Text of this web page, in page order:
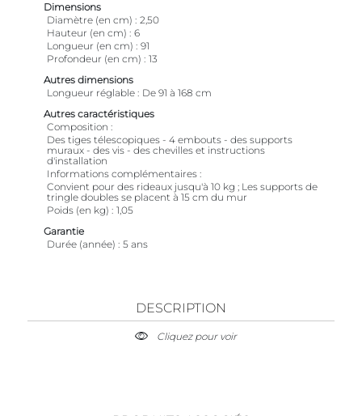
Dimensions
Diamètre (en cm)
2,50
Hauteur (en cm)
6
Longueur (en cm)
91
Profondeur (en cm)
13
Autres dimensions
Longueur réglable
De 91 à 168 cm
Autres caractéristiques
Composition
Des tiges télescopiques - 4 embouts - des supports
muraux - des vis - des chevilles et instructions
d'installation
Informations complémentaires
Convient pour des rideaux jusqu'à 10 kg ; Les supports de
tringle doubles se placent à 15 cm du mur
Poids (en kg)
1,05
Garantie
Durée (année)
5 ans
DESCRIPTION
Cliquez pour voir